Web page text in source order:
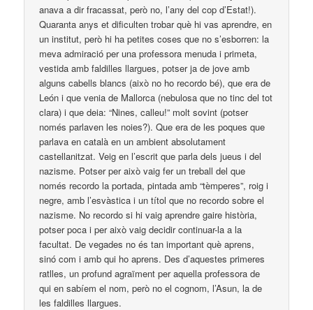
anava a dir fracassat, però no, l’any del cop d’Estat!).
Quaranta anys et dificulten trobar què hi vas aprendre, en
un institut, però hi ha petites coses que no s’esborren: la
meva admiració per una professora menuda i primeta,
vestida amb faldilles llargues, potser ja de jove amb
alguns cabells blancs (això no ho recordo bé), que era de
León i que venia de Mallorca (nebulosa que no tinc del tot
clara) i que deia: “Nines, calleu!” molt sovint (potser
només parlaven les noies?). Que era de les poques que
parlava en català en un ambient absolutament
castellanitzat. Veig en l’escrit que parla dels jueus i del
nazisme. Potser per això vaig fer un treball del que
només recordo la portada, pintada amb “tèmperes”, roig i
negre, amb l’esvàstica i un títol que no recordo sobre el
nazisme. No recordo si hi vaig aprendre gaire història,
potser poca i per això vaig decidir continuar-la a la
facultat. De vegades no és tan important què aprens,
sinó com i amb qui ho aprens. Des d’aquestes primeres
ratlles, un profund agraïment per aquella professora de
qui en sabíem el nom, però no el cognom, l’Asun, la de
les faldilles llargues.